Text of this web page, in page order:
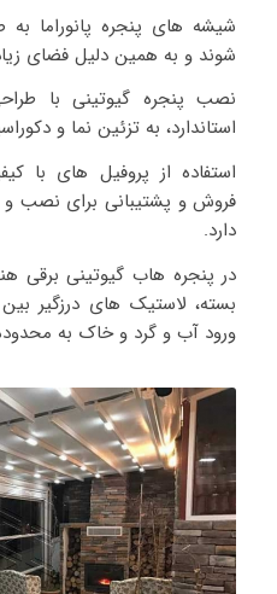
شیشه های پنجره پانوراما
شوند و به همین دلیل فضای
نصب پنجره گیوتینی با
استاندارد، به تزئین نما و
استفاده از پروفیل ‌های با
فروش و پشتیبانی برای نصب و
دارد.
در پنجره هاب گیوتینی برقی
بسته، لاستیک های درزگیر
ورود آب و گرد و خاک به